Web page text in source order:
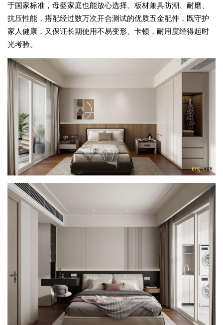
于国家标准，母婴家庭也能放心选择。板材兼具防潮、耐磨、
抗压性能，搭配经过数万次开合测试的优质五金配件，既守护
家人健康，又保证长期使用不易变形、卡顿，耐用度经得起时
光考验。